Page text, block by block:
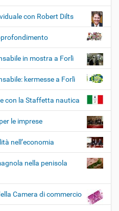
con Robert Dilts
in mostra a Forlì
kermesse a Forlì
con la Staffetta nautica
le imprese
nell’economia
nella penisola
Camera di commercio